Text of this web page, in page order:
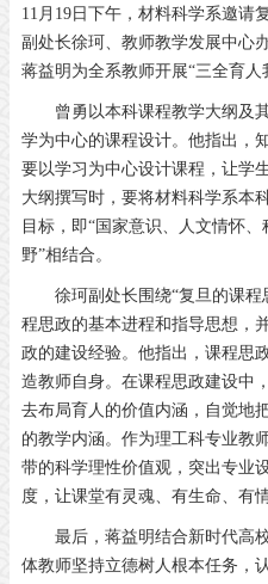
11月19日下午，材料科学系邀请
副处长徐珂、教师教学发展中心
蒋益明为全系教师开展“三全育人
曾勇以本科课程教学大纲及
学为中心的课程设计。他指出，
要以学习为中心设计课程，让学
大纲撰写时，要将材料科学系本
目标，即“国家意识、人文情怀
野”相结合。
徐珂副处长围绕“复旦的课
程思政的基本进程和指导思想，
政的建设经验。他指出，课程思
造教师自身。在课程思政建设中
去布局育人的价值内涵，自觉地
的教学内涵。作为理工科专业教
带的科学理性价值观，突出专业
度，让课堂有灵魂、有生命、有
最后，蒋益明结合新时代高
体教师坚持立德树人根本任务，